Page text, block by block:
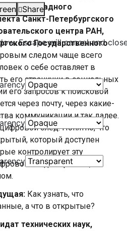
Share
Escape will cancel and
прикладного
Санкт-Петербургского
центра РАН,
Государственного
следом чаще всего
о себе оставляет в
его странички в социальных
его запросов к поисковой
через почту, через какие-
коммуникации и так далее.
след. Понятно, что
который доступен
контролирует эту
след открытый,
Как узнать, что
а что в открытые?
технических наук,